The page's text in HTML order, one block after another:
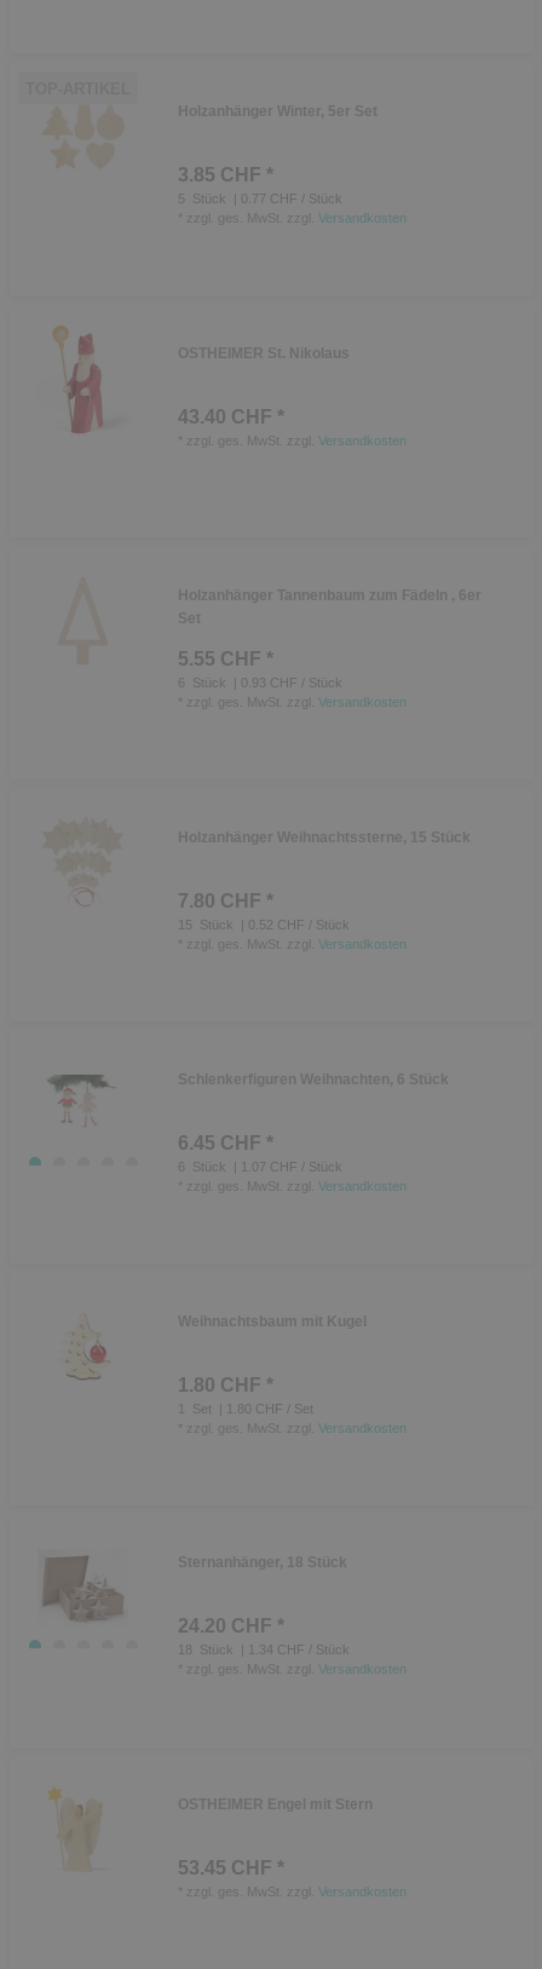
Holzanhänger Winter, 5er Set
3.85 CHF *
5 Stück
| 0.77 CHF / Stück
zzgl. ges. MwSt. zzgl. Versandkosten
OSTHEIMER St. Nikolaus
43.40 CHF *
zzgl. ges. MwSt. zzgl. Versandkosten
Holzanhänger Tannenbaum zum Fädeln , 6er
Set
5.55 CHF *
6 Stück
| 0.93 CHF / Stück
zzgl. ges. MwSt. zzgl. Versandkosten
Holzanhänger Weihnachtssterne, 15 Stück
7.80 CHF *
15 Stück
| 0.52 CHF / Stück
zzgl. ges. MwSt. zzgl. Versandkosten
Schlenkerfiguren Weihnachten, 6 Stück
6.45 CHF *
6 Stück
| 1.07 CHF / Stück
zzgl. ges. MwSt. zzgl. Versandkosten
Weihnachtsbaum mit Kugel
1.80 CHF *
1 Set
| 1.80 CHF / Set
zzgl. ges. MwSt. zzgl. Versandkosten
Sternanhänger, 18 Stück
24.20 CHF *
18 Stück
| 1.34 CHF / Stück
zzgl. ges. MwSt. zzgl. Versandkosten
OSTHEIMER Engel mit Stern
53.45 CHF *
zzgl. ges. MwSt. zzgl. Versandkosten